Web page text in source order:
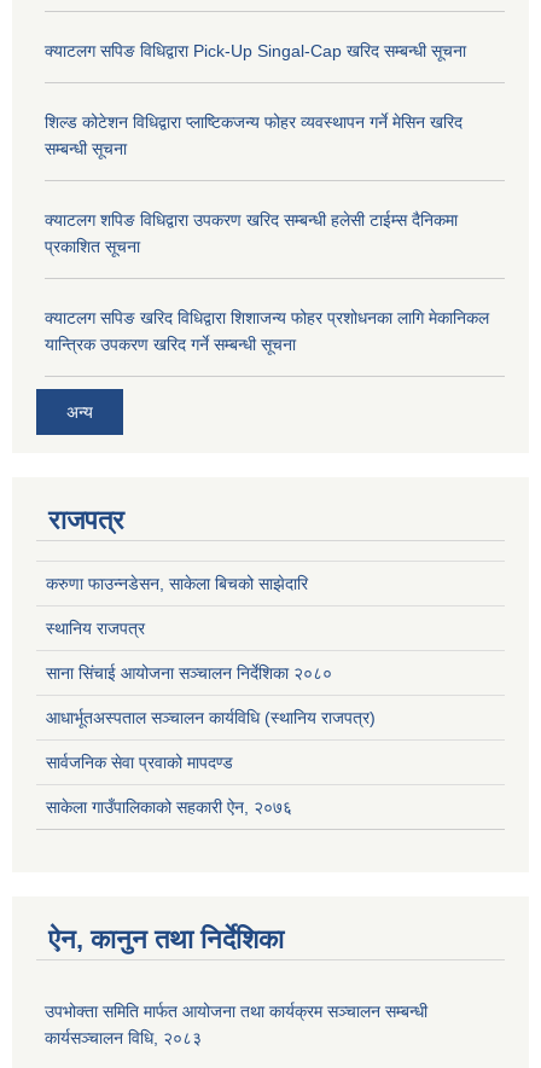
क्याटलग सपिङ विधिद्वारा Pick-Up Singal-Cap खरिद सम्बन्धी सूचना
शिल्ड कोटेशन विधिद्वारा प्लाष्टिकजन्य फोहर व्यवस्थापन गर्ने मेसिन खरिद
सम्बन्धी सूचना
क्याटलग शपिङ विधिद्वारा उपकरण खरिद सम्बन्धी हलेसी टाईम्स दैनिकमा
प्रकाशित सूचना
क्याटलग सपिङ खरिद विधिद्वारा शिशाजन्य फोहर प्रशोधनका लागि मेकानिकल
यान्त्रिक उपकरण खरिद गर्ने सम्बन्धी सूचना
अन्य
राजपत्र
करुणा फाउन्नडेसन, साकेला बिचको साझेदारि
स्थानिय राजपत्र
साना सिंचाई आयोजना सञ्चालन निर्देशिका २०८०
आधार्भूतअस्पताल सञ्चालन कार्यविधि (स्थानिय राजपत्र)
सार्वजनिक सेवा प्रवाको मापदण्ड
साकेला गाउँपालिकाको सहकारी ऐन, २०७६
ऐन, कानुन तथा निर्देशिका
उपभोक्ता समिति मार्फत आयोजना तथा कार्यक्रम सञ्चालन सम्बन्धी
कार्यसञ्चालन विधि, २०८३